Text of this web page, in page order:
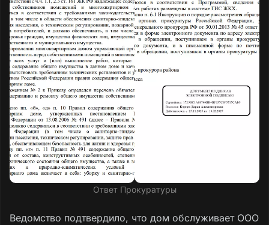
Ответ Прокуратуры
Ведомство подтвердило, что дом обслуживает ООО